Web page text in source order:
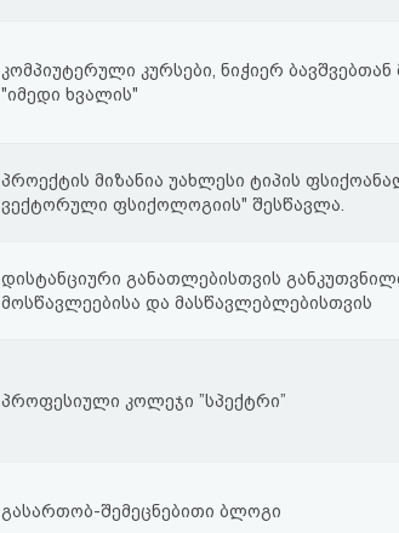
კომპიუტერული კურსები, ნიჭიერ ბავშვებთან
"იმედი ხვალის"
პროექტის მიზანია უახლესი ტიპის
ვექტორული ფსიქოლოგიის" შესწავლა.
დისტანციური განათლებისთვის
მოსწავლეებისა და მასწავლებლებისთვის
პროფესიული კოლეჯი ”სპექტრი”
გასართობ-შემეცნებითი ბლოგი